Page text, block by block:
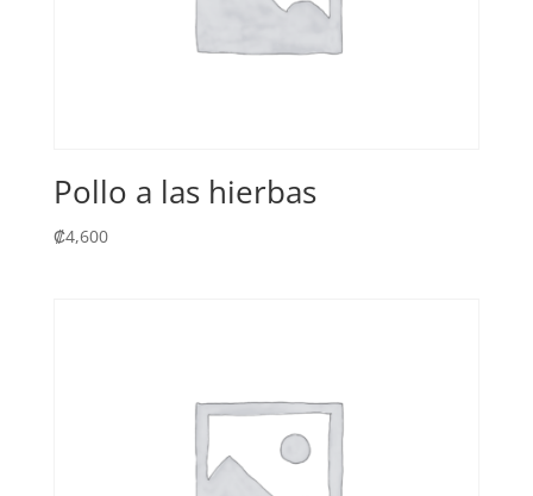
Pollo a las hierbas
₡4,600